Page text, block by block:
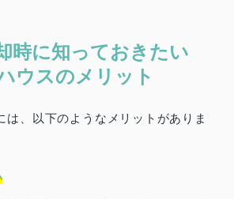
時に知っておきたい
ウスのメリット
は、以下のようなメリットがありま